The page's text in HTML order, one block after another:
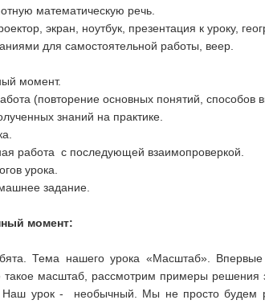
математическую речь.
экран, ноутбук, презентация к уроку,
для самостоятельной работы, веер.
момент.
(повторение основных понятий,
знаний на практике.
работа с последующей взаимопроверкой.
урока.
задание.
момент:
Тема нашего урока «Масштаб».
такое масштаб, рассмотрим примеры решения
Наш урок - необычный. Мы не просто будем